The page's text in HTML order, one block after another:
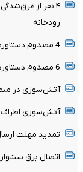
رودخانه
4 مصدوم دستاورد سقوط خودرو به داخل کانال در محور قم به گرمسار
6 مصدوم دستاورد حادثه رانندگی محور میامی به سبزوار
آتش‌سوزی در
آتش‌سوزی اطراف
تمدید مهلت
اتصال برق